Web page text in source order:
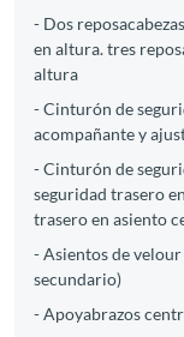
- Dos
en altura. tres
altura
- Cinturón de
acompañante y
- Cinturón de
seguridad trasero
trasero en asiento
- Asientos de
secundario)
- Apoyabrazos